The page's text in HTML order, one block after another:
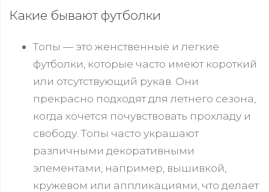
Какие бывают футболки
Топы — это женственные и легкие
футболки, которые часто имеют короткий
или отсутствующий рукав. Они
прекрасно подходят для летнего сезона,
когда хочется почувствовать прохладу и
свободу. Топы часто украшают
различными декоративными
элементами, например, вышивкой,
кружевом или аппликациями, что делает